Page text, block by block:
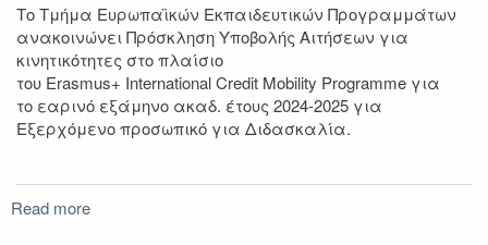
Το Τμήμα Ευρωπαϊκών Εκπαιδευτικών Προγραμμάτων
ανακοινώνει Πρόσκληση Υποβολής Αιτήσεων για
κινητικότητες στo πλαίσιo
του Erasmus+ International Credit Mοbility Programme για
το εαρινό εξάμηνο ακαδ. έτους 2024-2025 για
Εξερχόμενο προσωπικό για Διδασκαλία.
Read more